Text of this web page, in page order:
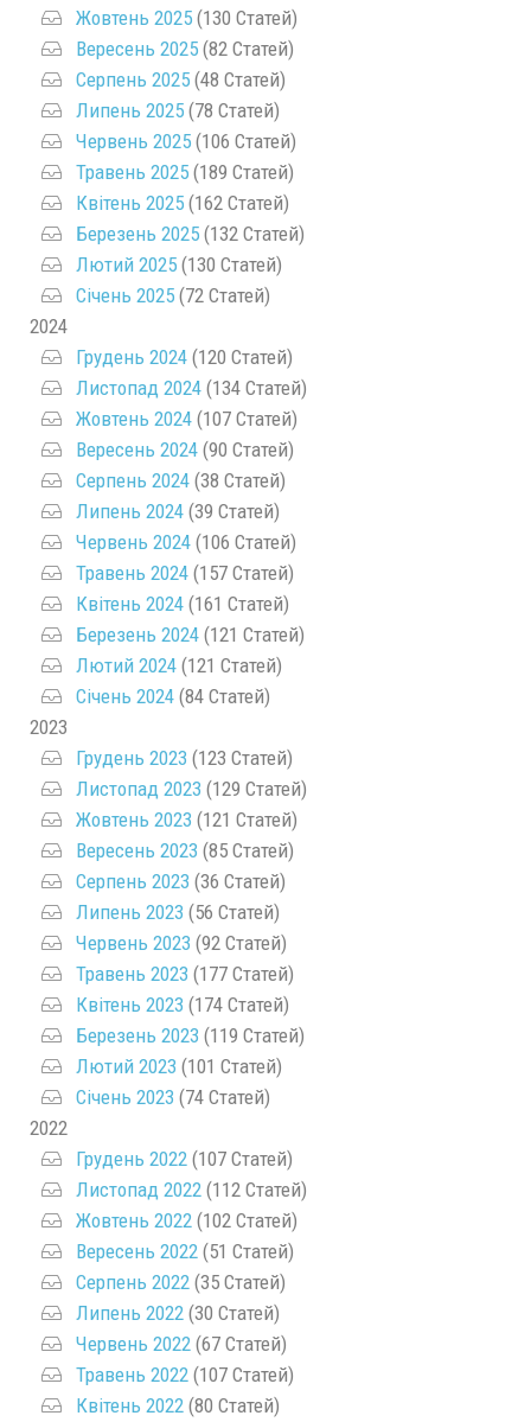
Жовтень 2025 (130 Статей)
Вересень 2025 (82 Статей)
Серпень 2025 (48 Статей)
Липень 2025 (78 Статей)
Червень 2025 (106 Статей)
Травень 2025 (189 Статей)
Квітень 2025 (162 Статей)
Березень 2025 (132 Статей)
Лютий 2025 (130 Статей)
Січень 2025 (72 Статей)
2024
Грудень 2024 (120 Статей)
Листопад 2024 (134 Статей)
Жовтень 2024 (107 Статей)
Вересень 2024 (90 Статей)
Серпень 2024 (38 Статей)
Липень 2024 (39 Статей)
Червень 2024 (106 Статей)
Травень 2024 (157 Статей)
Квітень 2024 (161 Статей)
Березень 2024 (121 Статей)
Лютий 2024 (121 Статей)
Січень 2024 (84 Статей)
2023
Грудень 2023 (123 Статей)
Листопад 2023 (129 Статей)
Жовтень 2023 (121 Статей)
Вересень 2023 (85 Статей)
Серпень 2023 (36 Статей)
Липень 2023 (56 Статей)
Червень 2023 (92 Статей)
Травень 2023 (177 Статей)
Квітень 2023 (174 Статей)
Березень 2023 (119 Статей)
Лютий 2023 (101 Статей)
Січень 2023 (74 Статей)
2022
Грудень 2022 (107 Статей)
Листопад 2022 (112 Статей)
Жовтень 2022 (102 Статей)
Вересень 2022 (51 Статей)
Серпень 2022 (35 Статей)
Липень 2022 (30 Статей)
Червень 2022 (67 Статей)
Травень 2022 (107 Статей)
Квітень 2022 (80 Статей)